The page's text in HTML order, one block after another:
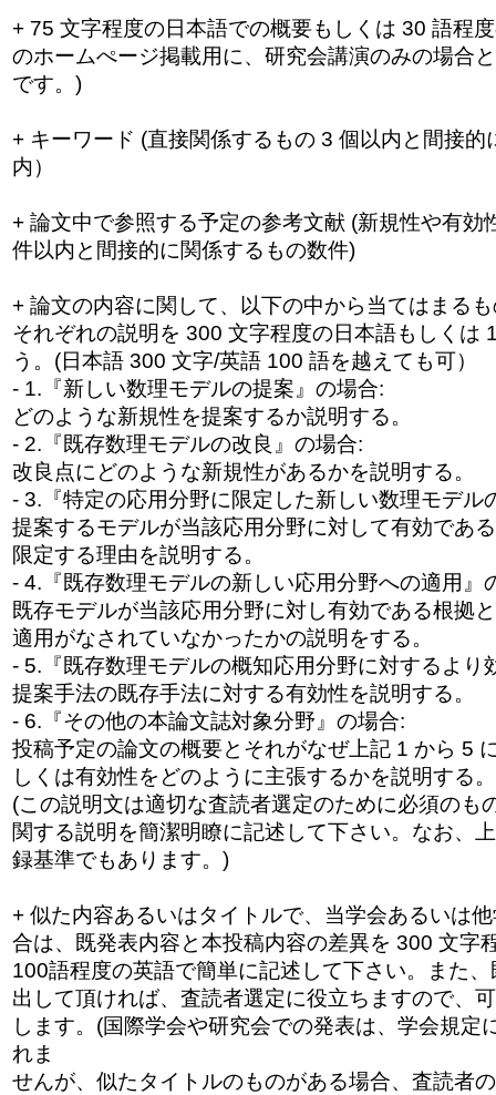
+ 75 文字程度の日本語での概要もしくは 30 語程
のホームぺージ掲載用に、研究会講演のみの場合
です。)
+ キーワード (直接関係するもの 3 個以内と間接的
内）
+ 論文中で参照する予定の参考文献 (新規性や有効
件以内と間接的に関係するもの数件)
+ 論文の内容に関して、以下の中から当てはまる
それぞれの説明を 300 文字程度の日本語もしくは
う。(日本語 300 文字/英語 100 語を越えても可）
- 1.『新しい数理モデルの提案』の場合:
どのような新規性を提案するか説明する。
- 2.『既存数理モデルの改良』の場合:
改良点にどのような新規性があるかを説明する。
- 3.『特定の応用分野に限定した新しい数理モデル
提案するモデルが当該応用分野に対して有効であ
限定する理由を説明する。
- 4.『既存数理モデルの新しい応用分野への適用』
既存モデルが当該応用分野に対し有効である根拠
適用がなされていなかったかの説明をする。
- 5.『既存数理モデルの概知応用分野に対するより
提案手法の既存手法に対する有効性を説明する。
- 6.『その他の本論文誌対象分野』の場合:
投稿予定の論文の概要とそれがなぜ上記 1 から 5
しくは有効性をどのように主張するかを説明する。
(この説明文は適切な査読者選定のために必須のも
関する説明を簡潔明瞭に記述して下さい。なお、
録基準でもあります。)
+ 似た内容あるいはタイトルで、当学会あるいは
合は、既発表内容と本投稿内容の差異を 300 文字
100語程度の英語で簡単に記述して下さい。また
出して頂ければ、査読者選定に役立ちますので、
します。(国際学会や研究会での発表は、学会規定
れま
せんが、似たタイトルのものがある場合、査読者